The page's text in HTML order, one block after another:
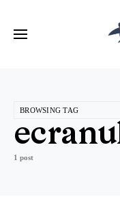
BROWSING TAG
1 post